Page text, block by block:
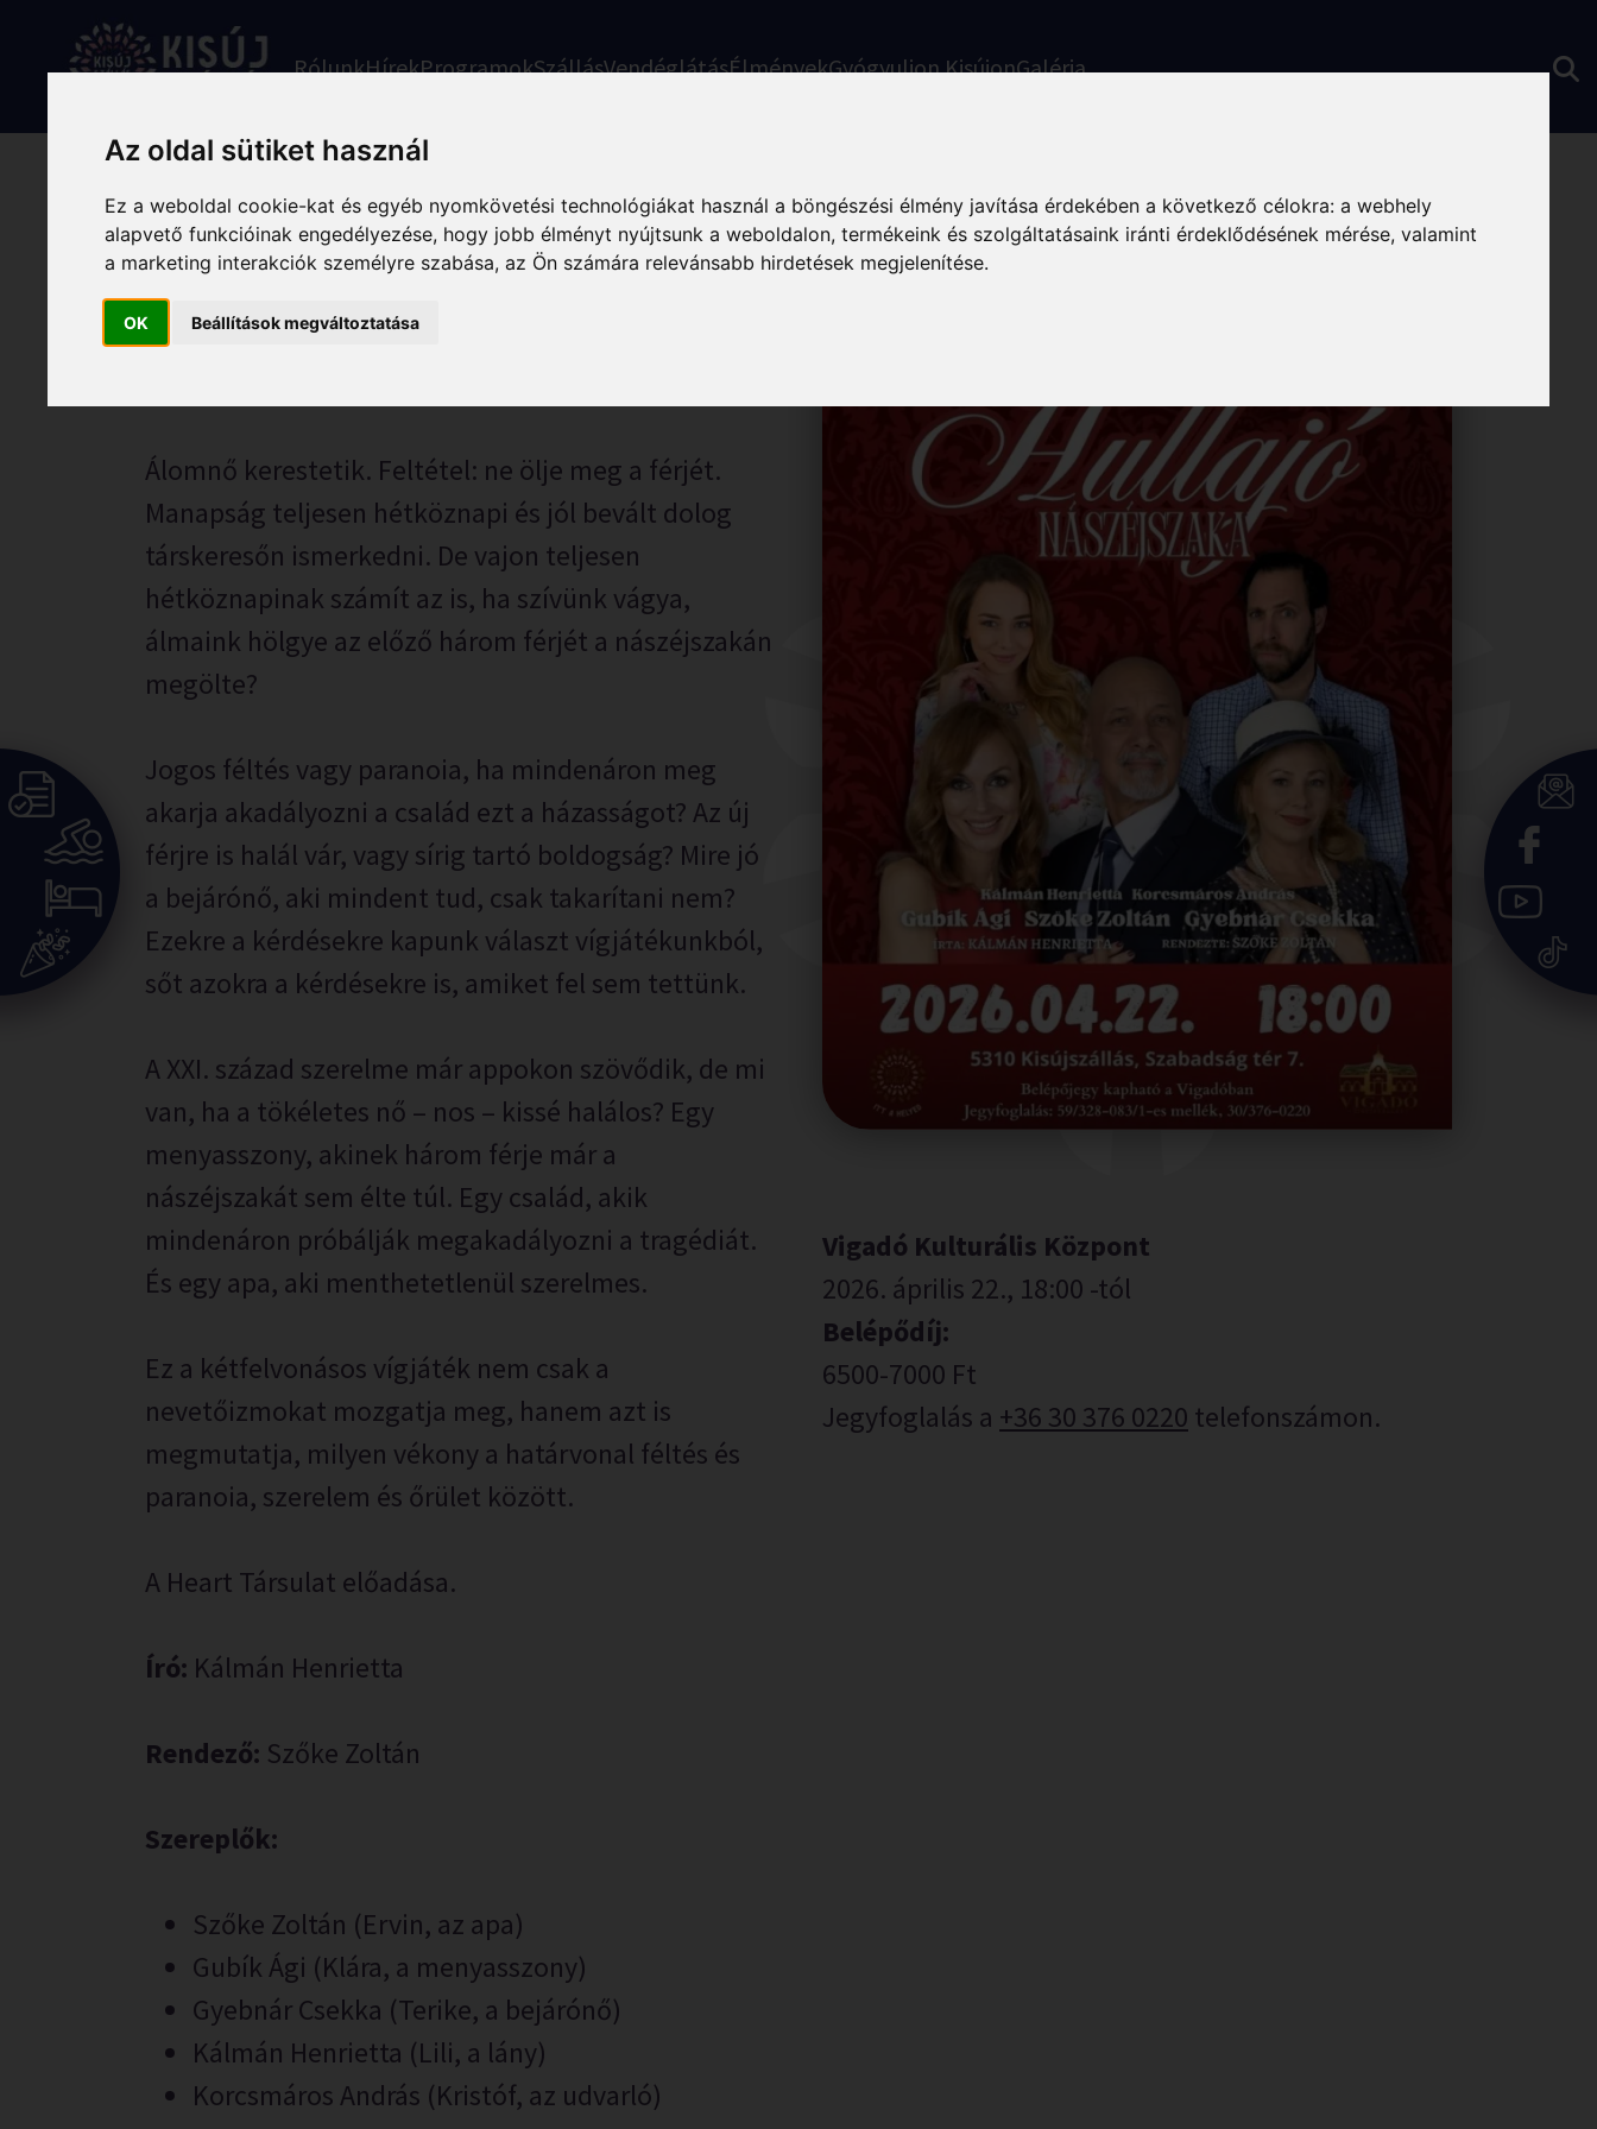
Az oldal sütiket használ
Ez a weboldal cookie-kat és egyéb nyomkövetési technológiákat használ a böngészési élmény javítása érdekében a következő célokra:a webhely
alapvető funkcióinak engedélyezése, hogy jobb élményt nyújtsunk a weboldalon,termékeink és szolgáltatásaink iránti érdeklődésének mérése, valamint
a marketing interakciók személyre szabása,az Ön számára relevánsabb hirdetések megjelenítése.
OK Beállítások megváltoztatása
content
RólunkHírekProgramokSzállásVendéglátásÉlményekGyógyuljon KisújonGaléria
Hullajó nászéjszaka –
2026. április 22.
Álomnő kerestetik. Feltétel: ne ölje meg a férjét.
Manapság teljesen hétköznapi és jól bevált dolog
társkeresőn ismerkedni. De vajon teljesen
hétköznapinak számít az is, ha szívünk vágya,
álmaink hölgye az előző három férjét a nászéjszakán
megölte?
Jogos féltés vagy paranoia, ha mindenáron meg
akarja akadályozni a család ezt a házasságot? Az új
férjre is halál vár, vagy sírig tartó boldogság? Mire jó
a bejárónő, aki mindent tud, csak takarítani nem?
Ezekre a kérdésekre kapunk választ vígjátékunkból,
sőt azokra a kérdésekre is, amiket fel sem tettünk.
A XXI. század szerelme már appokon szövődik, de mi
van, ha a tökéletes nő – nos – kissé halálos? Egy
menyasszony, akinek három férje már a
nászéjszakát sem élte túl. Egy család, akik
mindenáron próbálják megakadályozni a tragédiát.
És egy apa, aki menthetetlenül szerelmes.
Ez a kétfelvonásos vígjáték nem csak a
nevetőizmokat mozgatja meg, hanem azt is
megmutatja, milyen vékony a határvonal féltés és
paranoia, szerelem és őrület között.
A Heart Társulat előadása.
Író: Kálmán Henrietta
Rendező: Szőke Zoltán
Szereplők:
Szőke Zoltán (Ervin, az apa)
Gubík Ági (Klára, a menyasszony)
Gyebnár Csekka (Terike, a bejárónő)
Kálmán Henrietta (Lili, a lány)
Korcsmáros András (Kristóf, az udvarló)
Vigadó Kulturális Központ
2026. április 22., 18:00 -tól
Belépődíj:
6500-7000 Ft
Jegyfoglalás a +36 30 376 0220 telefonszámon.